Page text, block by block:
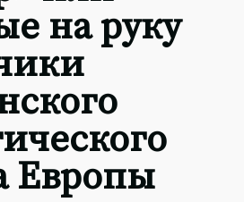
на руку
Европы